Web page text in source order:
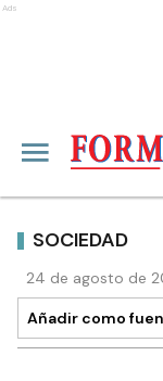
Ads
SOCIEDAD
24 de agosto de
Añadir como